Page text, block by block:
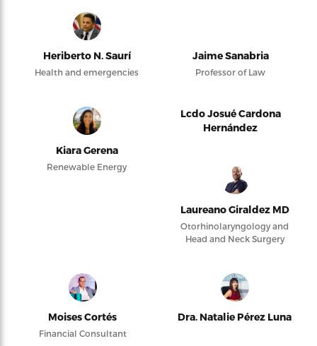
Heriberto N. Saurí
Health and emergencies
Jaime Sanabria
Professor of Law
Kiara Gerena
Renewable Energy
Lcdo Josué Cardona
Hernández
Laureano Giraldez MD
Otorhinolaryngology and
Head and Neck Surgery
Moises Cortés
Financial Consultant
Dra. Natalie Pérez Luna